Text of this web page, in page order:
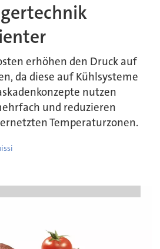
erhöhen den Druck auf
da diese auf Kühlsysteme
nutzen
und reduzieren
Temperaturzonen.